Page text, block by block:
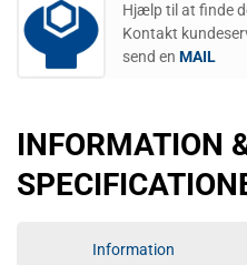
Hjælp til at finde
Kontakt
send en MAIL
INFORMATION
Information